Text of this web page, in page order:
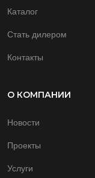
Каталог
Стать дилером
Контакты
О КОМПАНИИ
Новости
Проекты
Услуги